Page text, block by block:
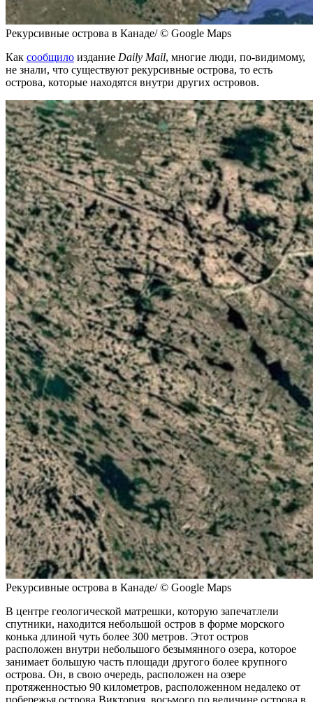
Рекурсивные острова в Канаде/ © Google Maps
Как сообщило издание Daily Mail, многие люди, по-видимому,
не знали, что существуют рекурсивные острова, то есть
острова, которые находятся внутри других островов.
Рекурсивные острова в Канаде/ © Google Maps
В центре геологической матрешки, которую запечатлели
спутники, находится небольшой остров в форме морского
конька длиной чуть более 300 метров. Этот остров
расположен внутри небольшого безымянного озера, которое
занимает большую часть площади другого более крупного
острова. Он, в свою очередь, расположен на озере
протяженностью 90 километров, расположенном недалеко от